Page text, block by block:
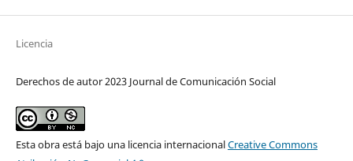
Licencia
Derechos de autor 2023 Journal de Comunicación Social
Esta obra está bajo una licencia internacionalCreative Commons